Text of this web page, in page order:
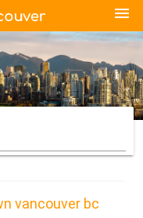
menu
vancouver bc